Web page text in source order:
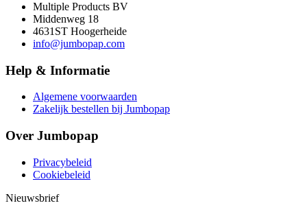
Multiple Products BV
Middenweg 18
4631ST Hoogerheide
info@jumbopap.com
Help & Informatie
Algemene voorwaarden
Zakelijk bestellen bij Jumbopap
Over Jumbopap
Privacybeleid
Cookiebeleid
Nieuwsbrief